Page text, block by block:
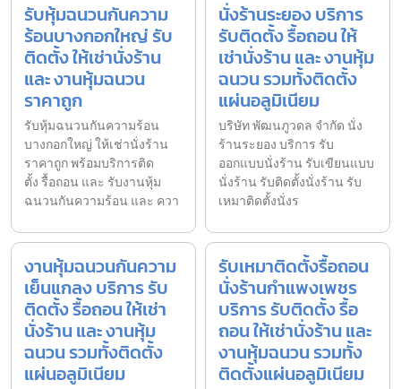
รับหุ้มฉนวนกันความ
ร้อนบางกอกใหญ่ รับ
ติดตั้ง ให้เช่านั่งร้าน
และ งานหุ้มฉนวน
ราคาถูก
รับหุ้มฉนวนกันความร้อน
บางกอกใหญ่ ให้เช่านั่งร้าน
ราคาถูก พร้อมบริการติด
ตั้ง รื้อถอน และ รับงานหุ้ม
ฉนวนกันความร้อน และ ควา
นั่งร้านระยอง บริการ
รับติดตั้ง รื้อถอน ให้
เช่านั่งร้าน และ งานหุ้ม
ฉนวน รวมทั้งติดตั้ง
แผ่นอลูมิเนียม
บริษัท พัฒนภูวดล จำกัด นั่ง
ร้านระยอง บริการ รับ
ออกแบบนั่งร้าน รับเขียนแบบ
นั่งร้าน รับติดตั้งนั่งร้าน รับ
เหมาติดตั้งนั่งร
งานหุ้มฉนวนกันความ
เย็นแกลง บริการ รับ
ติดตั้ง รื้อถอน ให้เช่า
นั่งร้าน และ งานหุ้ม
ฉนวน รวมทั้งติดตั้ง
แผ่นอลูมิเนียม
รับเหมาติดตั้งรื้อถอน
นั่งร้านกำแพงเพชร
บริการ รับติดตั้ง รื้อ
ถอน ให้เช่านั่งร้าน และ
งานหุ้มฉนวน รวมทั้ง
ติดตั้งแผ่นอลูมิเนียม